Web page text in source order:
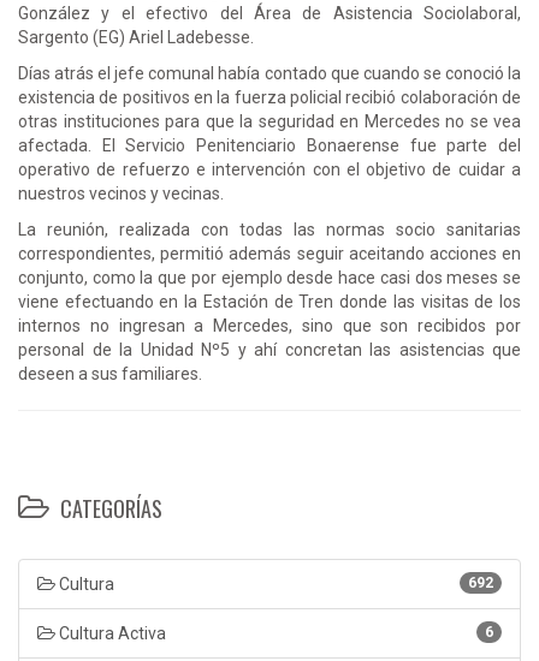
González y el efectivo del Área de Asistencia Sociolaboral,
Sargento (EG) Ariel Ladebesse.
Días atrás el jefe comunal había contado que cuando se conoció la
existencia de positivos en la fuerza policial recibió colaboración de
otras instituciones para que la seguridad en Mercedes no se vea
afectada. El Servicio Penitenciario Bonaerense fue parte del
operativo de refuerzo e intervención con el objetivo de cuidar a
nuestros vecinos y vecinas.
La reunión, realizada con todas las normas socio sanitarias
correspondientes, permitió además seguir aceitando acciones en
conjunto, como la que por ejemplo desde hace casi dos meses se
viene efectuando en la Estación de Tren donde las visitas de los
internos no ingresan a Mercedes, sino que son recibidos por
personal de la Unidad Nº5 y ahí concretan las asistencias que
deseen a sus familiares.
CATEGORÍAS
692
Cultura
6
Cultura Activa